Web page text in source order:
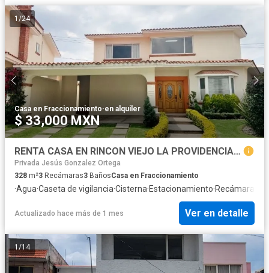
1 /24
Casa en Fraccionamiento·en alquiler
$ 33,000 MXN
RENTA CASA EN RINCON VIEJO LA PROVIDENCIA METEPEC
Privada Jesús Gonzalez Ortega
328 m²3 Recámaras3 BañosCasa en Fraccionamiento
·Agua·Caseta de vigilancia·Cisterna·Estacionamiento·Recámara
Actualizado hace más de 1 mes Ver en detalle
1 /14